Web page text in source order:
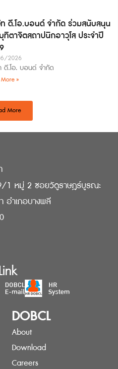
ดี.โอ.บอนด์ จำกัด ร่วมสนับสนุน
ทิตาจิตสถาปนิกอาวุโส ประจำปี
2026
ดี.โอ. บอนด์ จำกัด
»
More
1 หมู่ 2 ซอยวัดูราษฎร์บูรณะ
อำเภอบางพลี
DOBCL
About
Download
Careers